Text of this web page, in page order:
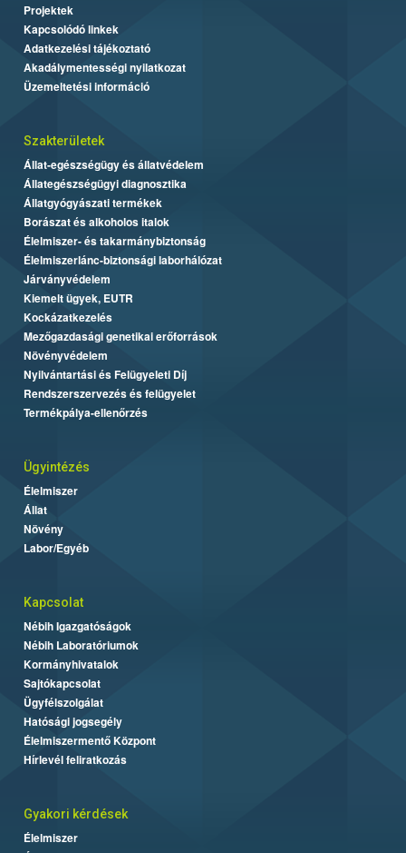
Projektek
Kapcsolódó linkek
Adatkezelési tájékoztató
Akadálymentességi nyilatkozat
Üzemeltetési információ
Szakterületek
Állat-egészségügy és állatvédelem
Állategészségügyi diagnosztika
Állatgyógyászati termékek
Borászat és alkoholos italok
Élelmiszer- és takarmánybiztonság
Élelmiszerlánc-biztonsági laborhálózat
Járványvédelem
Kiemelt ügyek, EUTR
Kockázatkezelés
Mezőgazdasági genetikai erőforrások
Növényvédelem
Nyilvántartási és Felügyeleti Díj
Rendszerszervezés és felügyelet
Termékpálya-ellenőrzés
Ügyintézés
Élelmiszer
Állat
Növény
Labor/Egyéb
Kapcsolat
Nébih Igazgatóságok
Nébih Laboratóriumok
Kormányhivatalok
Sajtókapcsolat
Ügyfélszolgálat
Hatósági jogsegély
Élelmiszermentő Központ
Hírlevél feliratkozás
Gyakori kérdések
Élelmiszer